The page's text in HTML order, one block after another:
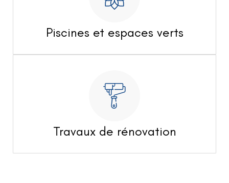
Piscines et espaces verts
Travaux de rénovation